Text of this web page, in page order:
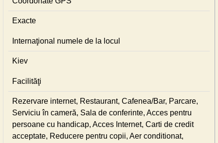
Exacte
Internaţional numele de la locul
Kiev
Facilităţi
Rezervare internet, Restaurant, Cafenea/Bar, Parcare,
Serviciu în cameră, Sala de conferinte, Acces pentru
persoane cu handicap, Acces Internet, Carti de credit
acceptate, Reducere pentru copii, Aer conditionat,